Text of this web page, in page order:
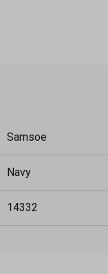
Samsoe
Navy
14332